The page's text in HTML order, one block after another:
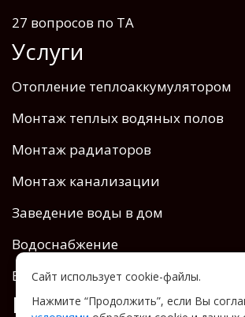
27 вопросов по ТА
Услуги
Отопление теплоаккумулятором
Монтаж теплых водяных полов
Монтаж радиаторов
Монтаж канализации
Заведение воды в дом
Водоснабжение
Вентиляция
Контакты
Сайт использует cookie-файлы.
Нажмите “Продолжить”, если Вы